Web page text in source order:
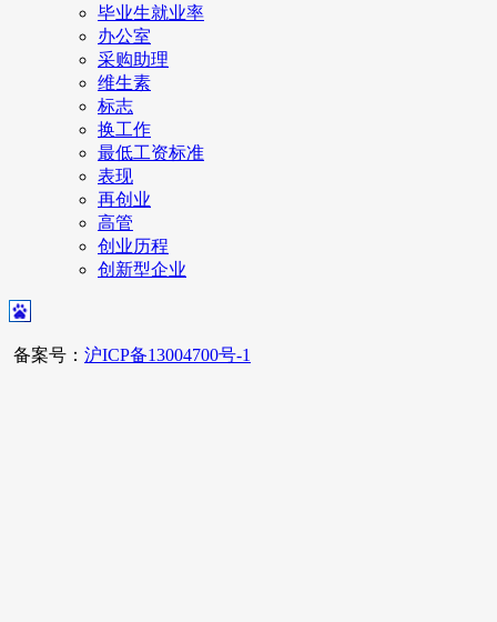
毕业生就业率
办公室
采购助理
维生素
标志
换工作
最低工资标准
表现
再创业
高管
创业历程
创新型企业
备案号： 沪ICP备13004700号-1